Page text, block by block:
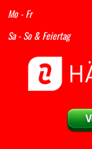
Mo - Fr
Sa - So &